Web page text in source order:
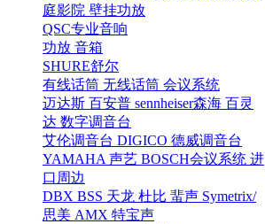
庭影院 壁挂功放
QSC专业音响
功放 音箱
SHURE舒尔
有线话筒 无线话筒 会议系统
迈达斯 百安普 sennheiser森海 百灵
达 数字调音台
艾伦调音台 DIGICO 德威调音台
YAMAHA 声艺 BOSCH会议系统 进
口周边
DBX BSS 天龙 杜比 蜚声 Symetrix/
思美 AMX 特宝声